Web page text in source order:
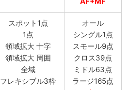
スポット1点
1点
領域拡大 十字
領域拡大 周囲
全域
フレキシブル3枠
オール
シングル1点
スモール9点
クロス39点
ミドル63点
ラージ165点